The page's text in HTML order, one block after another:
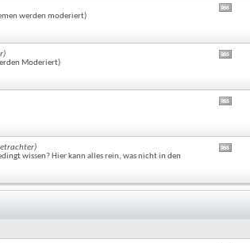
werden moderiert)
Moderiert)
wissen? Hier kann alles rein, was nicht in den